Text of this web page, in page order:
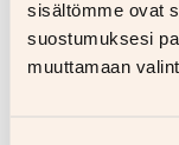
sisältömme ovat
suostumuksesi
muuttamaan
tieteestä
ymmärtää
paikkaansa